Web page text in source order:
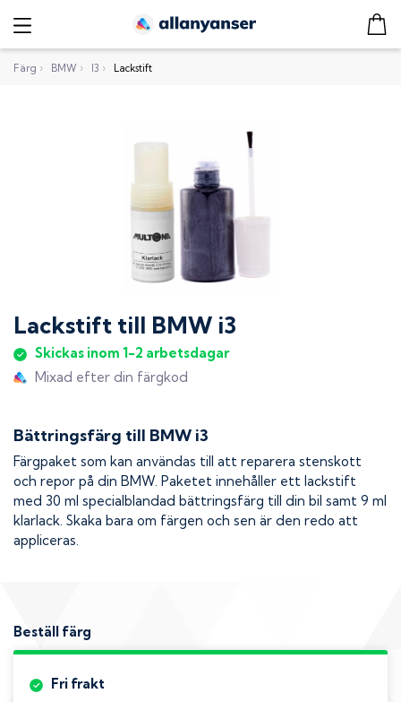
Färg › BMW › I3 › Lackstift
Lackstift till BMW i3
Skickas inom 1-2 arbetsdagar
Mixad efter din färgkod
Bättringsfärg till BMW i3
Färgpaket som kan användas till att reparera stenskott
och repor på din BMW. Paketet innehåller ett lackstift
med 30 ml specialblandad bättringsfärg till din bil samt 9 ml
klarlack. Skaka bara om färgen och sen är den redo att
appliceras.
Beställ färg
Fri frakt